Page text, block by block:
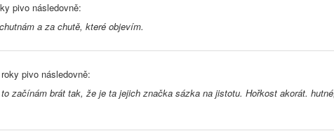
pivo následovně:
a za chutě, které objevím.
pivo následovně:
začínám brát tak, že je ta jejich značka sázka na jistotu. Hořkost akorát.